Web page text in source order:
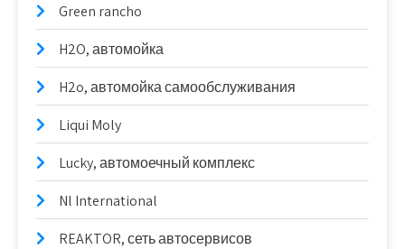
Green rancho
H2O, автомойка
H2o, автомойка самообслуживания
Liqui Moly
Lucky, автомоечный комплекс
Nl International
REAKTOR, сеть автосервисов